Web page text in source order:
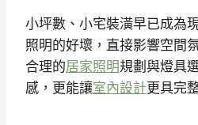
$
5
9
小坪數、小宅裝潢早已成為
照明的好壞，直接影響空間
合理的居家照明規劃與燈具
感，更能讓室內設計更具完